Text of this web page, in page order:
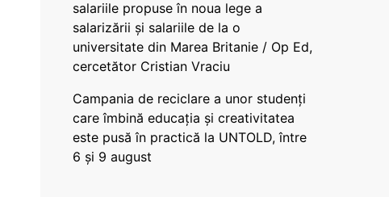
salariile propuse în noua lege a
salarizării și salariile de la o
universitate din Marea Britanie / Op Ed,
cercetător Cristian Vraciu
Campania de reciclare a unor studenți
care îmbină educația și creativitatea
este pusă în practică la UNTOLD, între
6 și 9 august